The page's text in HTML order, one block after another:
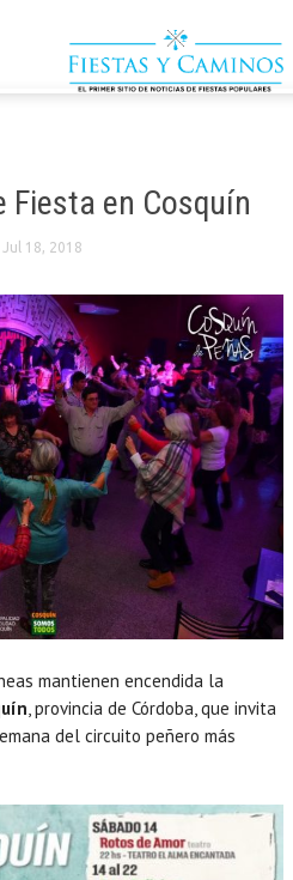
Fiesta en Cosquín
Jul 18, 2018
mantienen encendida la
, provincia de Córdoba, que invita
del circuito peñero más